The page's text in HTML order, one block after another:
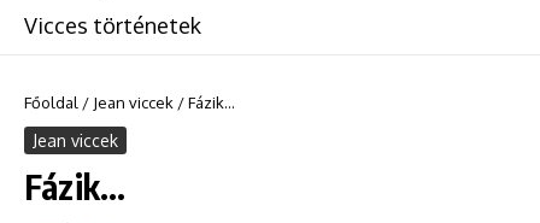
Vicces történetek
Főoldal / Jean viccek /Fázik…
Jean viccek
Fázik…